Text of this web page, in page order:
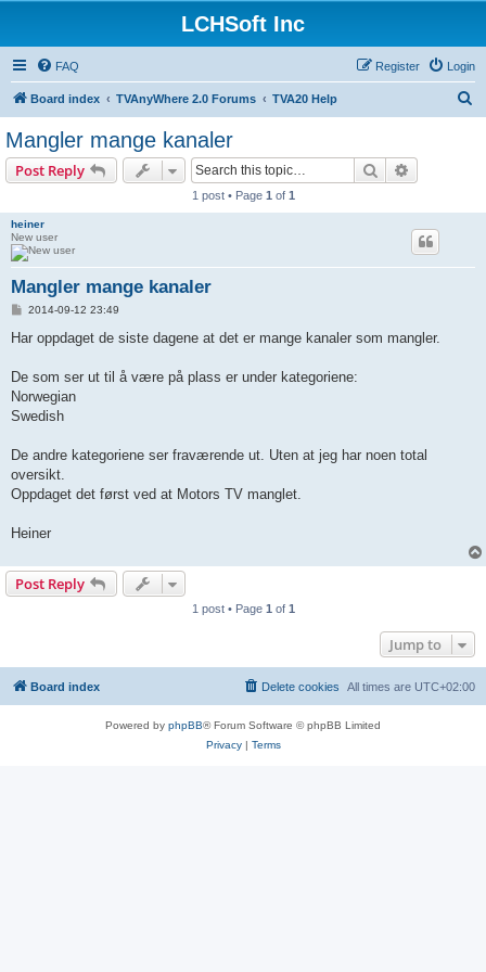
LCHSoft Inc
FAQ Login
Register
Board index TVAnyWhere 2.0 Forums TVA20 Help
Mangler mange kanaler
Post Reply Search
1 post • Page 1 of 1
heiner
New user
Mangler mange kanaler
P
s
2014-09-12 23:49
Har oppdaget de siste dagene at det er mange kanaler som mangler.
De som ser ut til å være på plass er under kategoriene:
Norwegian
Swedish
De andre kategoriene ser fraværende ut. Uten at jeg har noen total
oversikt.
Oppdaget det først ved at Motors TV manglet.
Heiner
Post Reply
1 post • Page 1 of 1
Jump to
Board index All times are UTC+02:00
Delete cookies
Powered by phpBB® Forum Software © phpBB Limited
Privacy| Terms